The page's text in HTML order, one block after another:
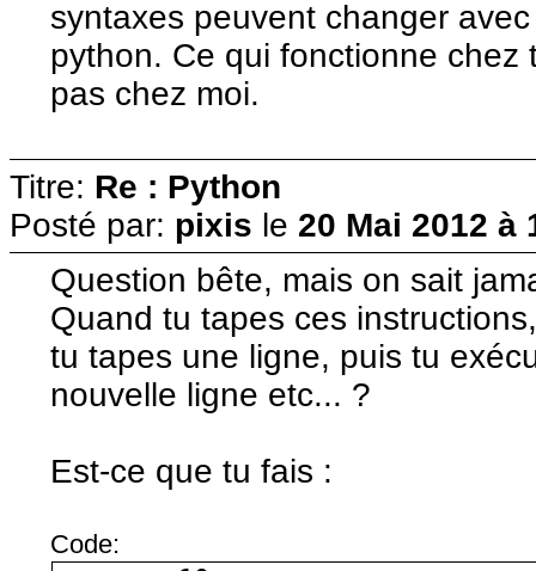
syntaxes peuvent changer
python. Ce qui fonctionne
pas chez moi.
Titre: Re : Python
Posté par: pixis le 20 Mai 2012 à
Question bête, mais on sait
Quand tu tapes ces
tu tapes une ligne, puis tu
nouvelle ligne etc... ?
Est-ce que tu fais :
Code: